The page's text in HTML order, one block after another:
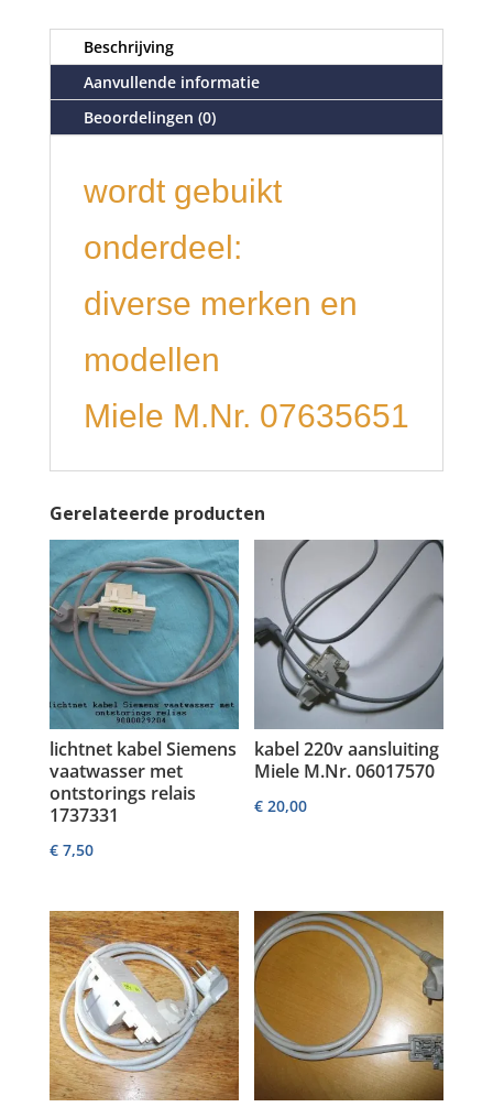
Beschrijving
Aanvullende informatie
Beoordelingen (0)
wordt gebuikt
onderdeel:
diverse merken en
modellen
Miele M.Nr. 07635651
Gerelateerde producten
lichtnet kabel Siemens
vaatwasser met
ontstorings relais
1737331
€7,50
kabel 220v aansluiting
Miele M.Nr. 06017570
€ 20,00